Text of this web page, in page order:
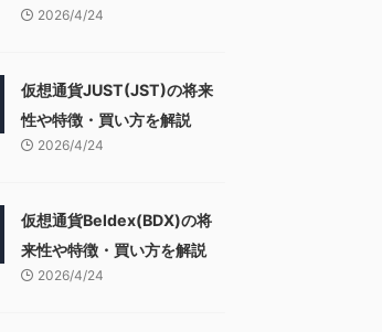
2026/4/24
仮想通貨JUST(JST)の将来
性や特徴・買い方を解説
2026/4/24
仮想通貨Beldex(BDX)の将
来性や特徴・買い方を解説
2026/4/24